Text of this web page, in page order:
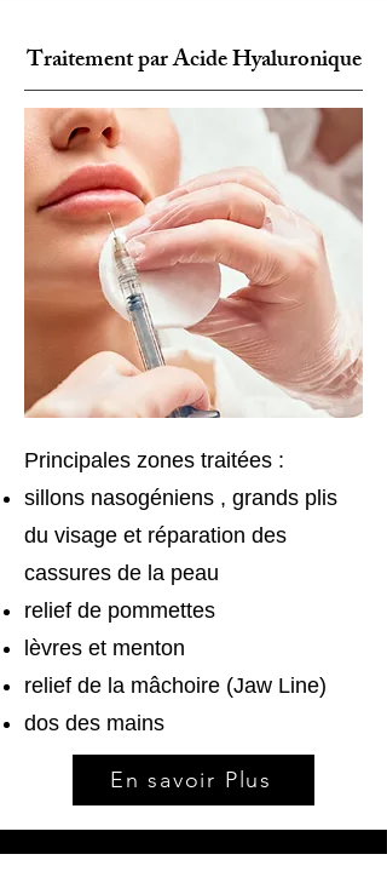
Traitement par Acide Hyaluronique
Principales zones traitées :
sillons nasogéniens , grands plis
du visage et réparation des
cassures de la peau
relief de pommettes
lèvres et menton
relief de la mâchoire (Jaw Line)
dos des mains
En savoir Plus